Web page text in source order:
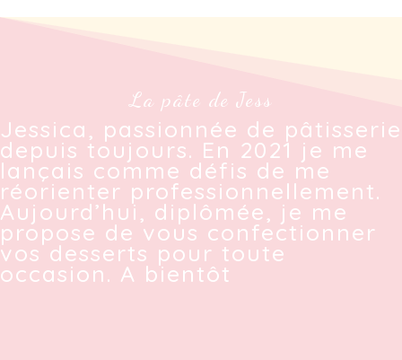
€ 50,00
La pâte de Jess
Jessica, passionnée de pâtisserie
depuis toujours. En 2021 je me
lançais comme défis de me
réorienter professionnellement.
Aujourd’hui, diplômée, je me
propose de vous confectionner
vos desserts pour toute
occasion. A bientôt